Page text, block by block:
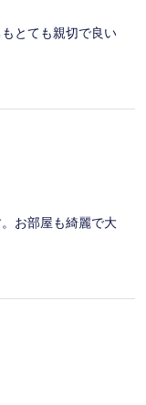
とても親切で良い
お部屋も綺麗で大